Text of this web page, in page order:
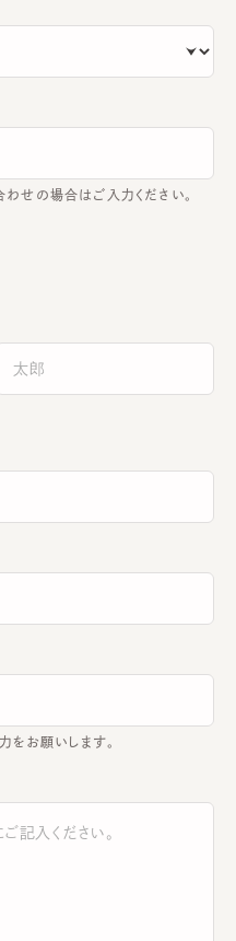
せの場合はご入力ください。
お願いします。